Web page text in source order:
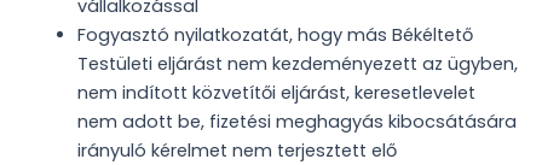
vállalkozással
Fogyasztó nyilatkozatát, hogy más Békéltető
Testületi eljárást nem kezdeményezett az ügyben,
nem indított közvetítői eljárást, keresetlevelet
nem adott be, fizetési meghagyás kibocsátására
irányuló kérelmet nem terjesztett elő